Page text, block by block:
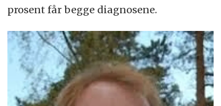
prosent får begge diagnosene.